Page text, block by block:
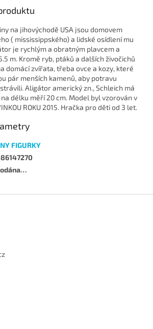
na jihovýchodě USA jsou domovem
( mississippského) a lidské osídlení mu
je rychlým a obratným plavcem a
m. Kromě ryb, ptáků a dalších živočichů
domácí zvířata, třeba ovce a kozy, které
pár menších kamenů, aby potravu
Aligátor americký zn., Schleich má
délku měří 20 cm. Model byl vzorován v
ROKU 2015. Hračka pro děti od 3 let.
FIGURKY